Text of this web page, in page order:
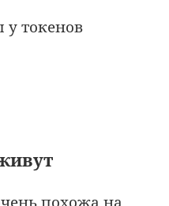
у токенов
похожа на